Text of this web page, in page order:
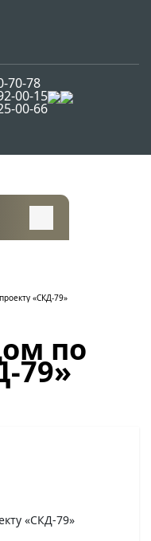
70-78
00-15
00-66
«СКД-79»
по
79»